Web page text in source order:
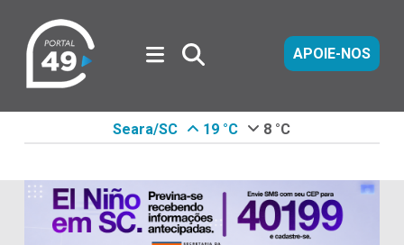
APOIE-NOS
Seara/SC 19 °C 8 °C